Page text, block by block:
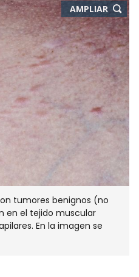
AMPLIAR-
ABRE
EN
NUEVA
tumores benignos (no
en el tejido muscular
En la imagen se